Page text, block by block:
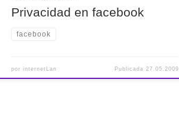
Privacidad en facebook
facebook
porinternetLan Publicada 27.05.2009